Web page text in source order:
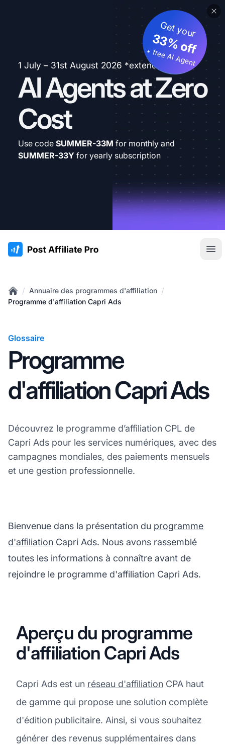
1 July – 31st August 2026 *extended
AI Agents at Zero
Cost
Get your
33% off
+ free AI Agent
Use code SUMMER-33M for monthly and
SUMMER-33Y for yearly subscription
:site.title
Home
/ Annuaire des programmes d'affiliation /
Programme d'affiliation Capri Ads
Glossaire
Programme
d'affiliation Capri Ads
Découvrez le programme d’affiliation CPL de
Capri Ads pour les services numériques, avec des
campagnes mondiales, des paiements mensuels
et une gestion professionnelle.
Bienvenue dans la présentation du programme
d'affiliation Capri Ads. Nous avons rassemblé
toutes les informations à connaître avant de
rejoindre le programme d'affiliation Capri Ads.
Aperçu du programme
d'affiliation Capri Ads
Capri Ads est un réseau d'affiliation CPA haut
de gamme qui propose une solution complète
d'édition publicitaire. Ainsi, si vous souhaitez
générer des revenus supplémentaires dans